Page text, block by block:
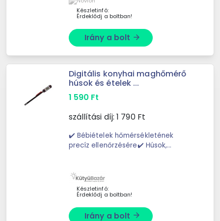
Készletinfó:
Érdeklődj a boltban!
Irány a bolt arrow_forward
Digitális konyhai maghőmérő
húsok és ételek ...
1 590 Ft
szállítási díj: 1 790Ft
✔️ Bébiételek hőmérsékletének
precíz ellenőrzésére✔️ Húsok,
maghőmérő elengedhetetlen ...
Készletinfó:
Érdeklődj a boltban!
Irány a bolt arrow_forward